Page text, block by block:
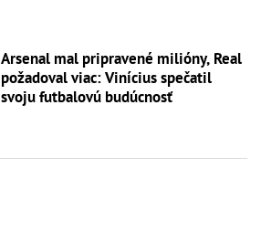
Arsenal mal pripravené milióny, Real
požadoval viac: Vinícius spečatil
svoju futbalovú budúcnosť